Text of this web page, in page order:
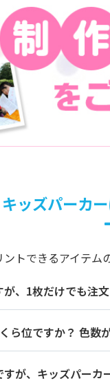
キッズパーカ
ントできるアイテム
、1枚だけでも注
ら位ですか？ 色数
が、キッズパーカ